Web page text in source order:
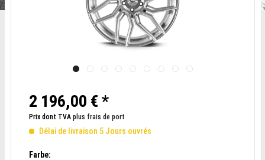
2 196,00 € *
Prix dont TVA plus frais de port
Délai de livraison 5 Jours ouvrés
Farbe: